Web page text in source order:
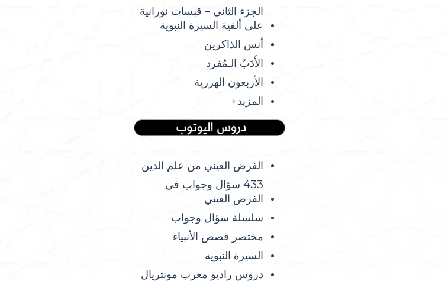
الجزء الثاني – قبسات نورانية
على ألفية السيرة النبوية
أنس الذاكرين
الأَدَبُ الـمُفرد
الأربعون الهررية
المزيد+
الفرض العيني من علم الدين
433 سؤال وجواب في
الفرض العيني
سلسلة سؤال وجواب
مختصر قصص الأنبياء
السيرة النبوية
دروس راديو مغرب مونتريال